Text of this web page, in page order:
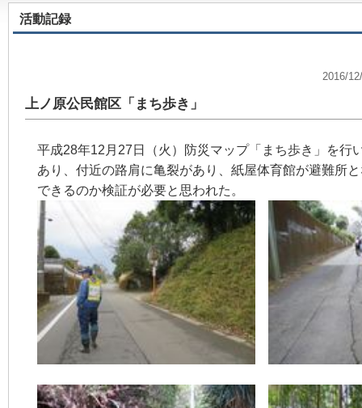
活動記録
2016/
上ノ原公民館区「まち歩き」
平成28年12月27日（火）防災マップ「まち歩き」を行
あり、付近の路肩に亀裂があり、紙屋体育館が避難所
できるのか検証が必要と思われた。